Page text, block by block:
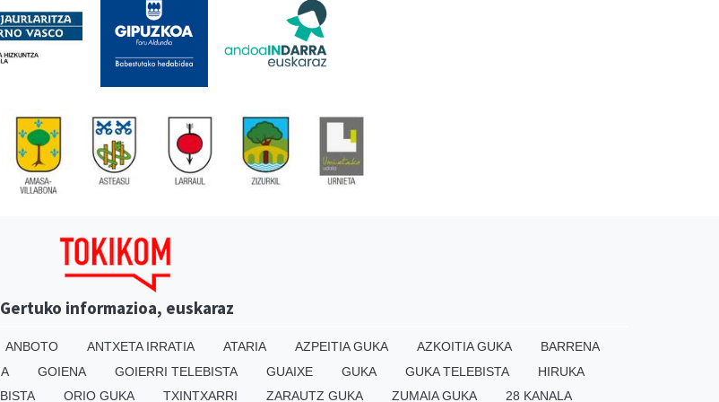
Gertuko informazioa, euskaraz
ANBOTO ANTXETA IRRATIA ATARIA AZPEITIA GUKA AZKOITIA GUKA
BARRENA
GOIENA GOIERRI TELEBISTA GUAIXE GUKA GUKA TELEBISTA
HIRUKA
ORIO GUKA TXINTXARRI ZARAUTZ GUKA ZUMAIA GUKA 28 KANALA